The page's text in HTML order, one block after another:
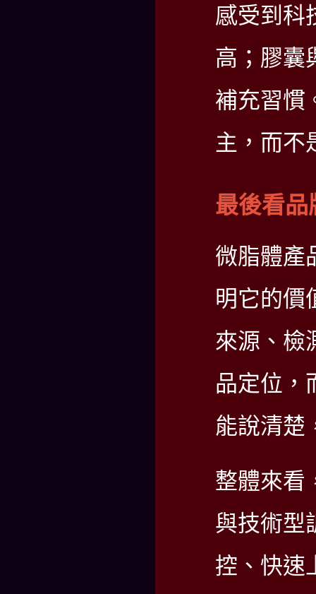
感受到科
高；膠囊
補充習慣
主，而不
最後看品
微脂體產
明它的價
來源、檢
品定位，
能說清楚
整體來看
與技術型
控、快速